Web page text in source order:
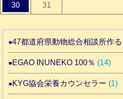
30 31
47都道府県動物総合相談所作る
EGAO INUNEKO 100％ (14)
KYG協会栄養カウンセラー (1)